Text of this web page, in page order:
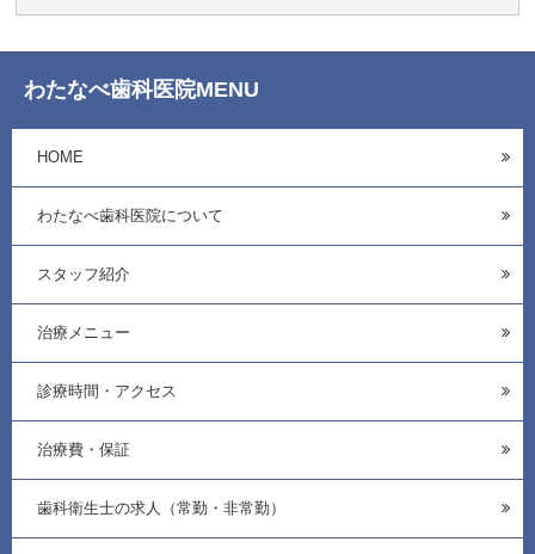
わたなべ歯科医院MENU
HOME
わたなべ歯科医院について
スタッフ紹介
治療メニュー
診療時間・アクセス
治療費・保証
歯科衛生士の求人（常勤・非常勤）